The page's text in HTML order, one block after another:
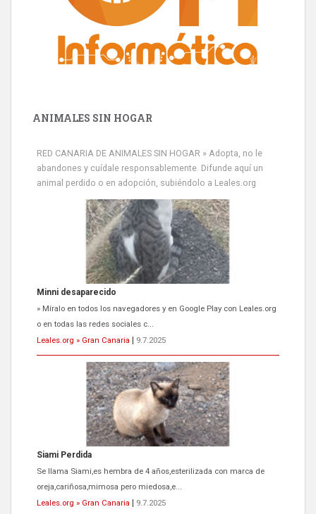
ANIMALES SIN HOGAR
RED CANARIA DE ANIMALES SIN HOGAR » Adopta, no le
abandones y cuídale responsablemente. Difunde aquí un
animal perdido o en adopción, subiéndolo a Leales.org
Siami Perdida
Se llama Siami,es hembra de 4 años,esterilizada con marca de
oreja,cariñosa,mimosa pero miedosa,e...
Leales.org » Gran Canaria | 9.7.2025
ADOPCIÓN URGENTE GATA TEROR GRAN CANARIA
El ayuntamiento se va a llevar a Los Gatos callejeros de la zona los
próximos días, ella incluida...
Leales.org » Gran Canaria | 9.7.2025